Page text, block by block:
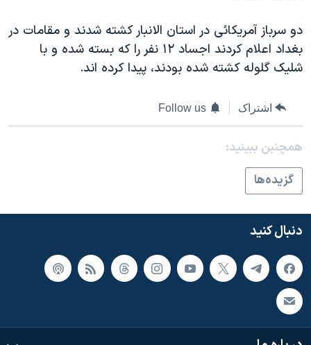
اسرائیل در جنگ
نرگس محمدی برنده جایزه نوبل صلح
صفحه‌های ویژه
دو سرباز آمريکائی در استان الانبار کشته شدند و مقامات در
بغداد اعلام کردند اجساد ١٢ نفر را که بسته شده و با
شليک گلوله کشته شده بودند، پيدا کرده اند.
اشتراک Follow us
همچنبن ببینید:
گزيده‌ها
دنبال کنید